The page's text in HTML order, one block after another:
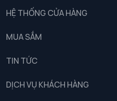
HỆ THỐNG CỬA HÀNG
MUA SẮM
TIN TỨC
DỊCH VỤ KHÁCH HÀNG